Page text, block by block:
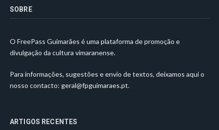
SOBRE
O FreePass Guimarães é uma plataforma de promoção e
divulgação da cultura vimaranense.
Para informações, sugestões e envio de textos, deixamos aqui o
nosso contacto: geral@fpguimaraes.pt.
ARTIGOS RECENTES